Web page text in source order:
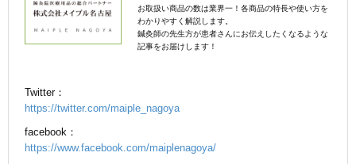
お取扱い商品の数は業界一！各商品の特長や使い方を
わかりやすく解説します。
鍼灸師の先生方が患者さんにお伝えしたくなるような
記事をお届けします！
Twitter：
https://twitter.com/maiple_nagoya
facebook：
https://www.facebook.com/maiplenagoya/